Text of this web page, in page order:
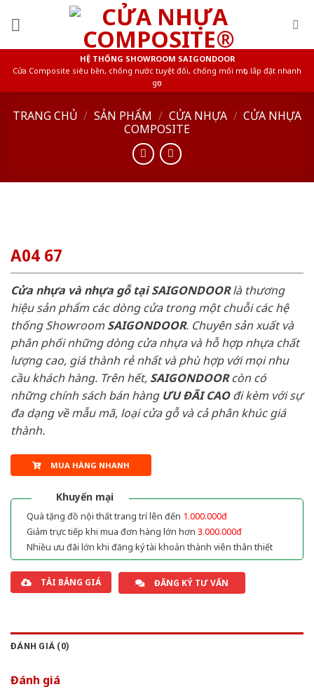
HỆ THỐNG SHOWROOM SAIGONDOOR
Cửa Composite siêu bền, chống nước tuyệt đối, chống mối mọt, lắp đặt nhanh
gọn
TRANG CHỦ / SẢN PHẨM / CỬA NHỰA / CỬA NHỰA
COMPOSITE
A04 67
Cửa nhựa và nhựa gỗ tại SAIGONDOORlà thương
hiệu sản phẩm các dòng cửa trong một chuỗi các hệ
thống ShowroomSAIGONDOOR. Chuyên sản xuất và
phân phối những dòng cửa nhựa và hỗ hợp nhựa chất
lượng cao, giá thành rẻ nhất và phù hợp với mọi nhu
cầu khách hàng. Trên hết, SAIGONDOORcòn có
những chính sách bán hàng ƯU ĐÃI CAOđi kèm với sự
đa dạng về mẫu mã, loại cửa gỗ và cả phân khúc giá
thành.
MUA HÀNG NHANH
Khuyến mại
Quà tặng đồ nội thất trang trí lên đến 1.000.000đ
Giảm trực tiếp khi mua đơn hàng lớn hơn 3.000.000đ
Nhiều ưu đãi lớn khi đăng ký tài khoản thành viên thân thiết
TẢI BẢNG GIÁ ĐĂNG KÝ TƯ VẤN
ĐÁNH GIÁ (0)
Đánh giá